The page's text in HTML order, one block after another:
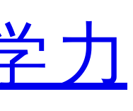
力